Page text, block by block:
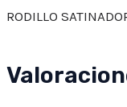
RODILLO